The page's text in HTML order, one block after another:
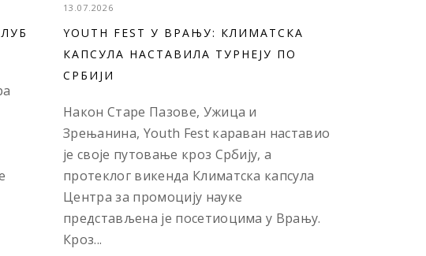
13.07.2026
YOUTH FEST У ВРАЊУ: КЛИМАТСКА
КАПСУЛА НАСТАВИЛА ТУРНЕЈУ ПО
СРБИЈИ
Након Старе Пазове, Ужица и
Зрењанина, Youth Fest караван наставио
је своје путовање кроз Србију, а
протеклог викенда Климатска капсула
Центра за промоцију науке
представљена је посетиоцима у Врању.
Кроз...